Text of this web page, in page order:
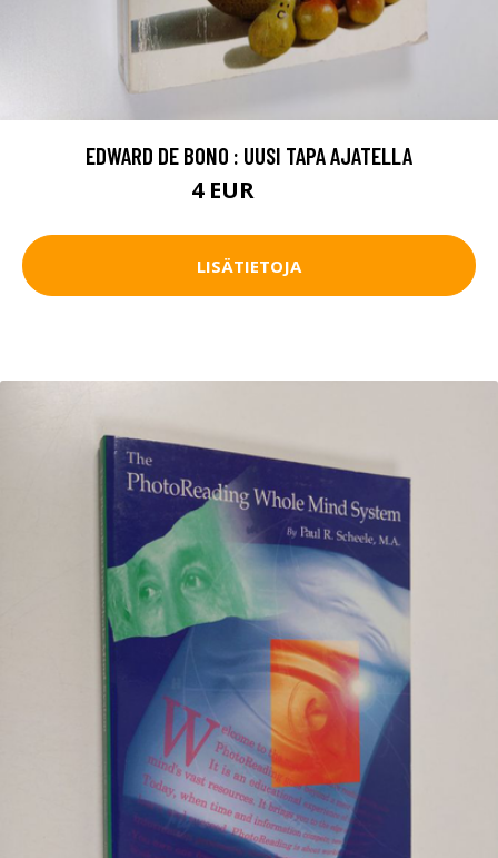
EDWARD DE BONO : UUSI TAPA AJATELLA
4 EUR
LISÄTIETOJA